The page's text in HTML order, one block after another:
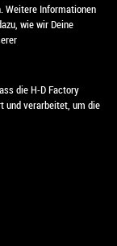
Weitere Informationen
wie wir Deine
die H-D Factory
und verarbeitet, um die